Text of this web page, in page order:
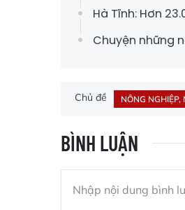
Hà Tĩnh: Hơn
Chuyện những
Chủ đề NÔNG
BÌNH LUẬN